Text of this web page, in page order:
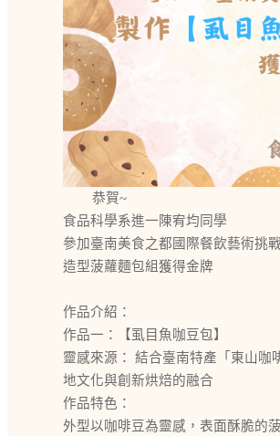
恭賀~
食品科學系進一陳宥均同學
參加臺南美食之都國際餐飲藝術挑
造型菠蘿麵包組獲得金牌
作品介紹：
作品一：【虱目魚咖豆包】
靈感來源： 結合臺南特產「東山咖
地文化與創新烘焙的融合
作品特色：
外型以咖啡豆為靈感，表面酥脆的